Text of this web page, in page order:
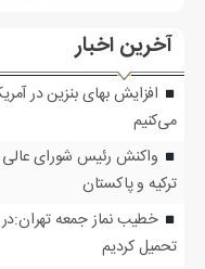
آخرین اخبار
افزایش بهای بنزین در
می‌کنیم
واکنش رئیس شورای عالی
ترکیه و پاکستان
خطیب نماز جمعه
تحمیل کردیم